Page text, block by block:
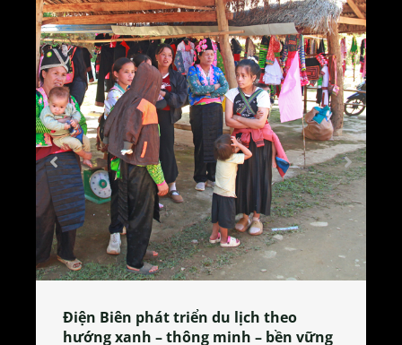
Làng làm bánh tẻ Phú Nhi – nơi lan
tỏa đặc sản xứ Đoài